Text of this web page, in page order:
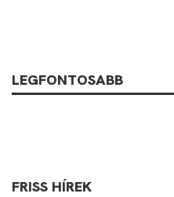
LEGFONTOSABB
FRISS HÍREK